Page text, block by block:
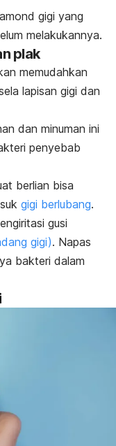
gigi yang
melakukannya.
plak
memudahkan
lapisan gigi dan
dan minuman ini
penyebab
berlian bisa
gigi berlubang.
gusi
gigi). Napas
bakteri dalam